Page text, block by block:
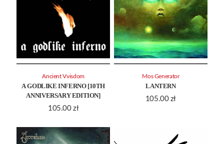
A GODLIKE INFERNO [10TH
ANNIVERSARY EDITION]
105.00 zł
Ancient Vvisdom
LANTERN
105.00 zł
Mos Generator